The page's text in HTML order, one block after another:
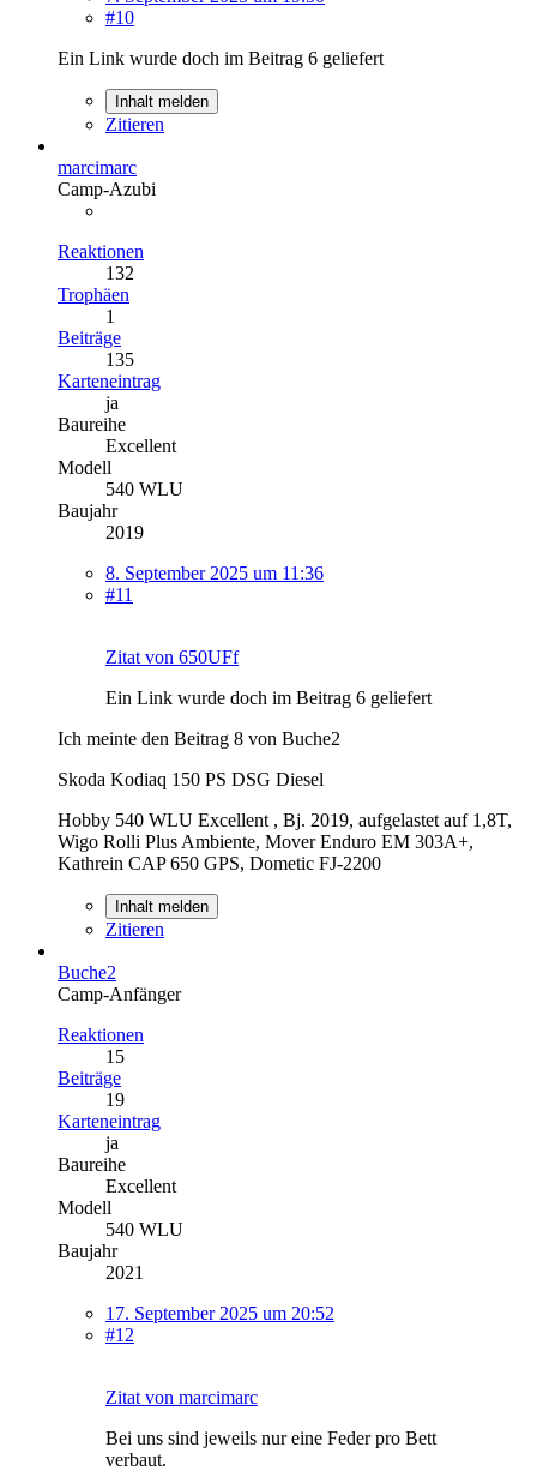
#10
Ein Link wurde doch im Beitrag 6 geliefert
Inhalt melden
Zitieren
marcimarc
Camp-Azubi
Reaktionen
132
Trophäen
1
Beiträge
135
Karteneintrag
ja
Baureihe
Excellent
Modell
540 WLU
Baujahr
2019
8. September 2025 um 11:36
#11
Zitat von 650UFf
Ein Link wurde doch im Beitrag 6 geliefert
Ich meinte den Beitrag 8 von Buche2
Skoda Kodiaq 150 PS DSG Diesel
Hobby 540 WLU Excellent , Bj. 2019, aufgelastet auf 1,8T,
Wigo Rolli Plus Ambiente, Mover Enduro EM 303A+,
Kathrein CAP 650 GPS, Dometic FJ-2200
Inhalt melden
Zitieren
Buche2
Camp-Anfänger
Reaktionen
15
Beiträge
19
Karteneintrag
ja
Baureihe
Excellent
Modell
540 WLU
Baujahr
2021
17. September 2025 um 20:52
#12
Zitat von marcimarc
Bei uns sind jeweils nur eine Feder pro Bett
verbaut.